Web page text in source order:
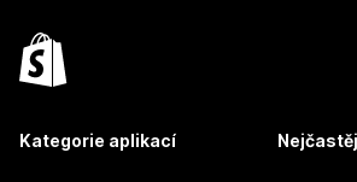
Kategorie aplikací